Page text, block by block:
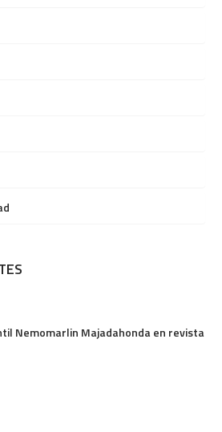
Nemomarlin Majadahonda en revista